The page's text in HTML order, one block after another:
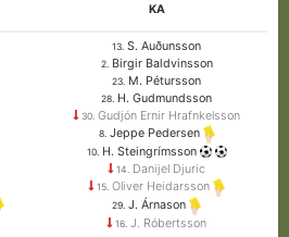
KA
13. S. Auðunsson
2.Birgir Baldvinsson
23. M. Pétursson
28. H. Gudmundsson
30. Gudjón Ernir Hrafnkelsson
8.Jeppe Pedersen
10.H. Steingrímsson
14. Danijel Djuric
15. Oliver Heidarsson
29. J. Árnason
16. J. Róbertsson